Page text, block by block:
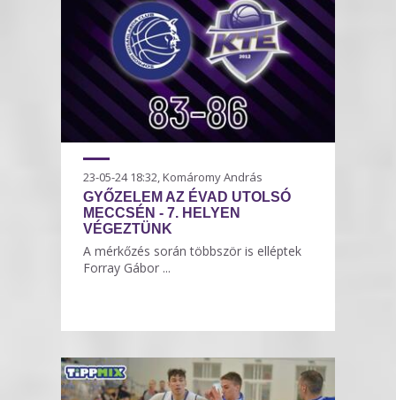
23-05-24 18:32, Komáromy András
GYŐZELEM AZ ÉVAD UTOLSÓ
MECCSÉN - 7. HELYEN
VÉGEZTÜNK
A mérkőzés során többször is elléptek
Forray Gábor ...